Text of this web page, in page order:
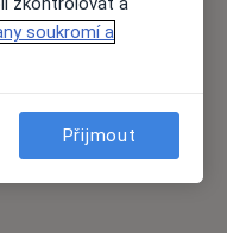
soukromí a
Přijmout